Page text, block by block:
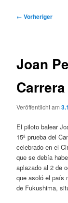
Beitragsnavigation
← Vorheriger
Joan
Carrera
Veröffentlicht am
El piloto balear
15ª prueba del
celebrado en el
que se debía
aplazado al 2 de
que asoló el país
de Fukushima,